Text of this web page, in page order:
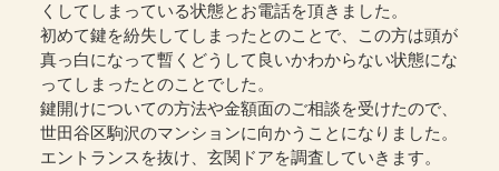
くしてしまっている状態とお電話を頂きました。
初めて鍵を紛失してしまったとのことで、この方は頭が
真っ白になって暫くどうして良いかわからない状態にな
ってしまったとのことでした。
鍵開けについての方法や金額面のご相談を受けたので、
世田谷区駒沢のマンションに向かうことになりました。
エントランスを抜け、玄関ドアを調査していきます。